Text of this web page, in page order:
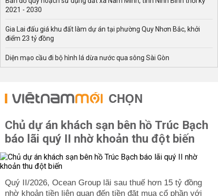
2021 - 2030
Gia Lai đấu giá khu đất làm dự án tại phường Quy Nhơn Bắc, khởi
điểm 23 tỷ đồng
Diện mạo cầu đi bộ hình lá dừa nước qua sông Sài Gòn
CHỌN
Chủ dự án khách sạn bên hồ Trúc Bạch
báo lãi quý II nhờ khoản thu đột biến
Quý II/2026, Ocean Group lãi sau thuế hơn 15 tỷ đồng
nhờ khoản tiền liên quan đến tiền đặt mua cổ phần với